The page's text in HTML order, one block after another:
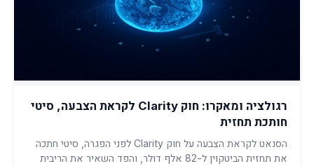
רגולציה ומאקרו: חוק Clarity לקראת הצבעה, סיטי
חותכת תחזית
הסנאט לקראת הצבעה על חוק Clarity לפני הפגרה, סיטי חתכה
את תחזית הביטקוין ל-82 אלף דולר, והפד השאיר את הריבית